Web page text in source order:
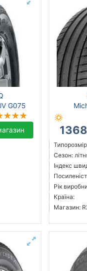
G075
Сезон:
Індекс
Рік
Країна:
Магазин: